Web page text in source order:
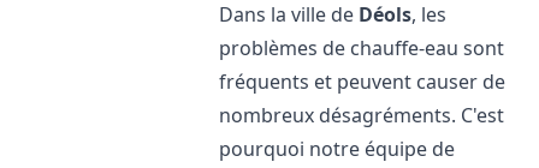
Dans la ville de Déols, les
problèmes de chauffe-eau sont
fréquents et peuvent causer de
nombreux désagréments. C'est
pourquoi notre équipe de